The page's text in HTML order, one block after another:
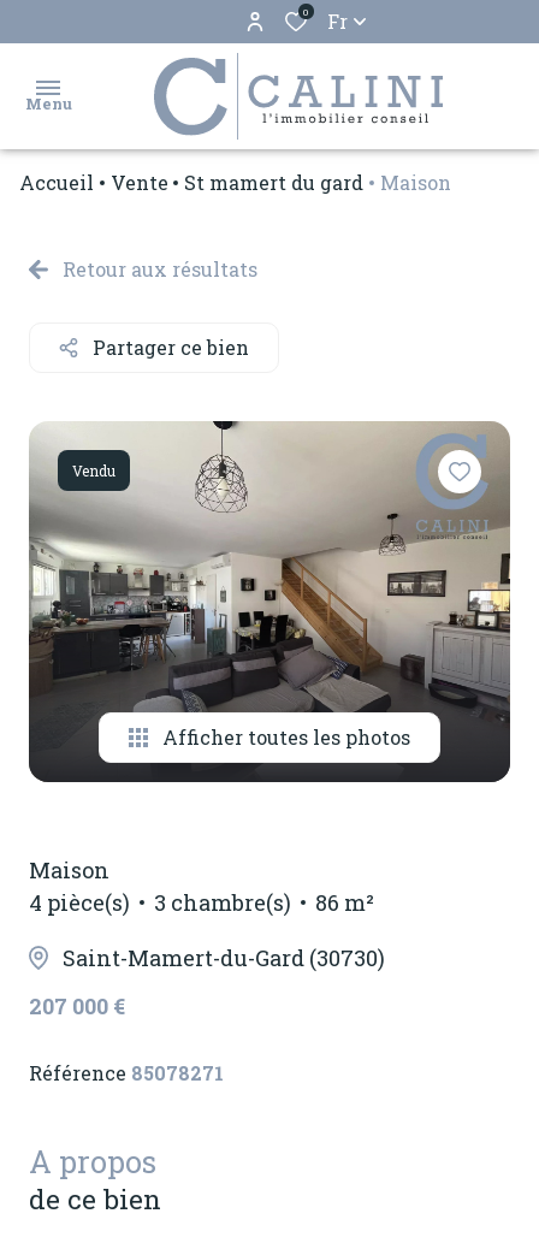
0 Fr
Menu
ventes
estimation
gestion
notre
agence
contactez-
Accueil Vente St mamert du gard Maison
Retour aux résultats
Partager ce bien
Vendu
Afficher toutes les photos
Maison
4 pièce(s)
3 chambre(s)
86 m²
Saint-Mamert-du-Gard (30730)
207 000 €
Référence 85078271
A propos
de ce bien